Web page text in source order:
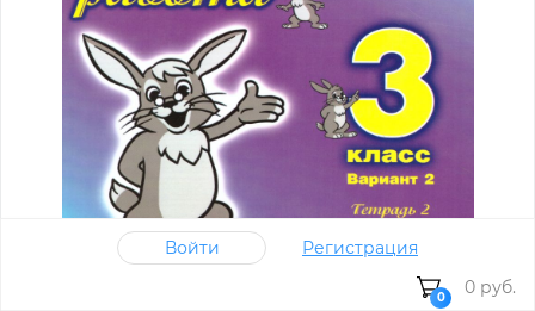
Войти Регистрация
0 0 руб.